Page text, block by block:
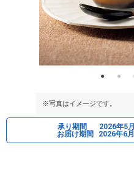
※写真はイメージです。
承り期間
2026年5
お届け期間
2026年6